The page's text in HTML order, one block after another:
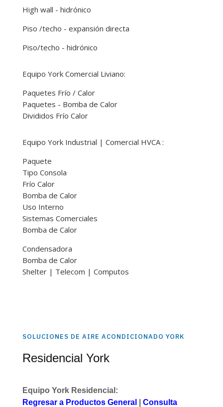
High wall - hidrónico
Piso /techo - expansión directa
Piso/techo - hidrónico
Equipo York Comercial Liviano:
Paquetes Frío / Calor
Paquetes - Bomba de Calor
Divididos Frío Calor
Equipo York Industrial | Comercial HVCA :
Paquete
Tipo Consola
Frío Calor
Bomba de Calor
Uso Interno
Sistemas Comerciales​
Bomba de Calor
Condensadora
Bomba de Calor
Shelter | Telecom | Computos
SOLUCIONES DE AIRE ACONDICIONADO YORK
Residencial York
Equipo York Residencial:
Regresar a Productos General
Consulta